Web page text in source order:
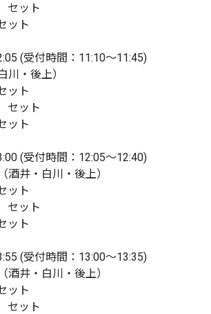
セット
ット
(受付時間：11:10〜11:45)
・後上）
ット
セット
ット
(受付時間：12:05〜12:40)
井・白川・後上）
ット
セット
ット
(受付時間：13:00〜13:35)
井・白川・後上）
ット
セット